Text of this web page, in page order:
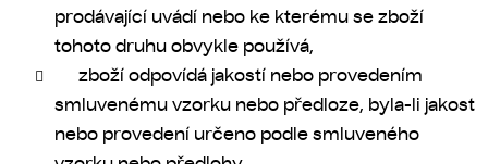
prodávající uvádí nebo ke kterému se zboží
tohoto druhu obvykle používá,
zboží odpovídá jakostí nebo provedením
smluvenému vzorku nebo předloze, byla-li jakost
nebo provedení určeno podle smluveného